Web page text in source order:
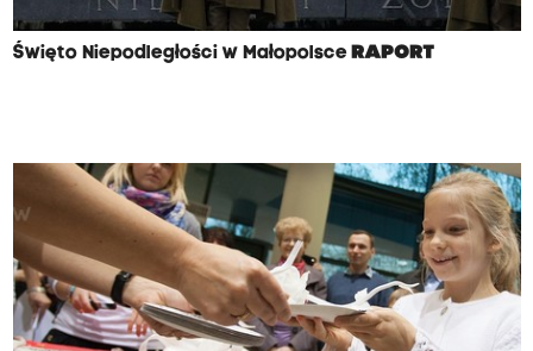
Święto Niepodległości w Małopolsce RAPORT